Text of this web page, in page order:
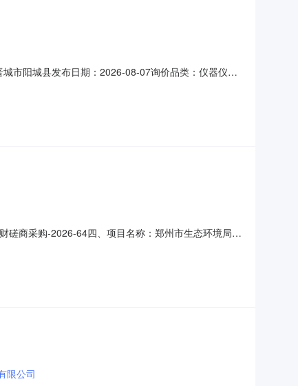
市阳城县发布日期：2026-08-07询价品类：仪器仪表
磋商采购-2026-64四、项目名称：郑州市生态环境局巩
系方式：18530860000六、合同主要信息1
限公司